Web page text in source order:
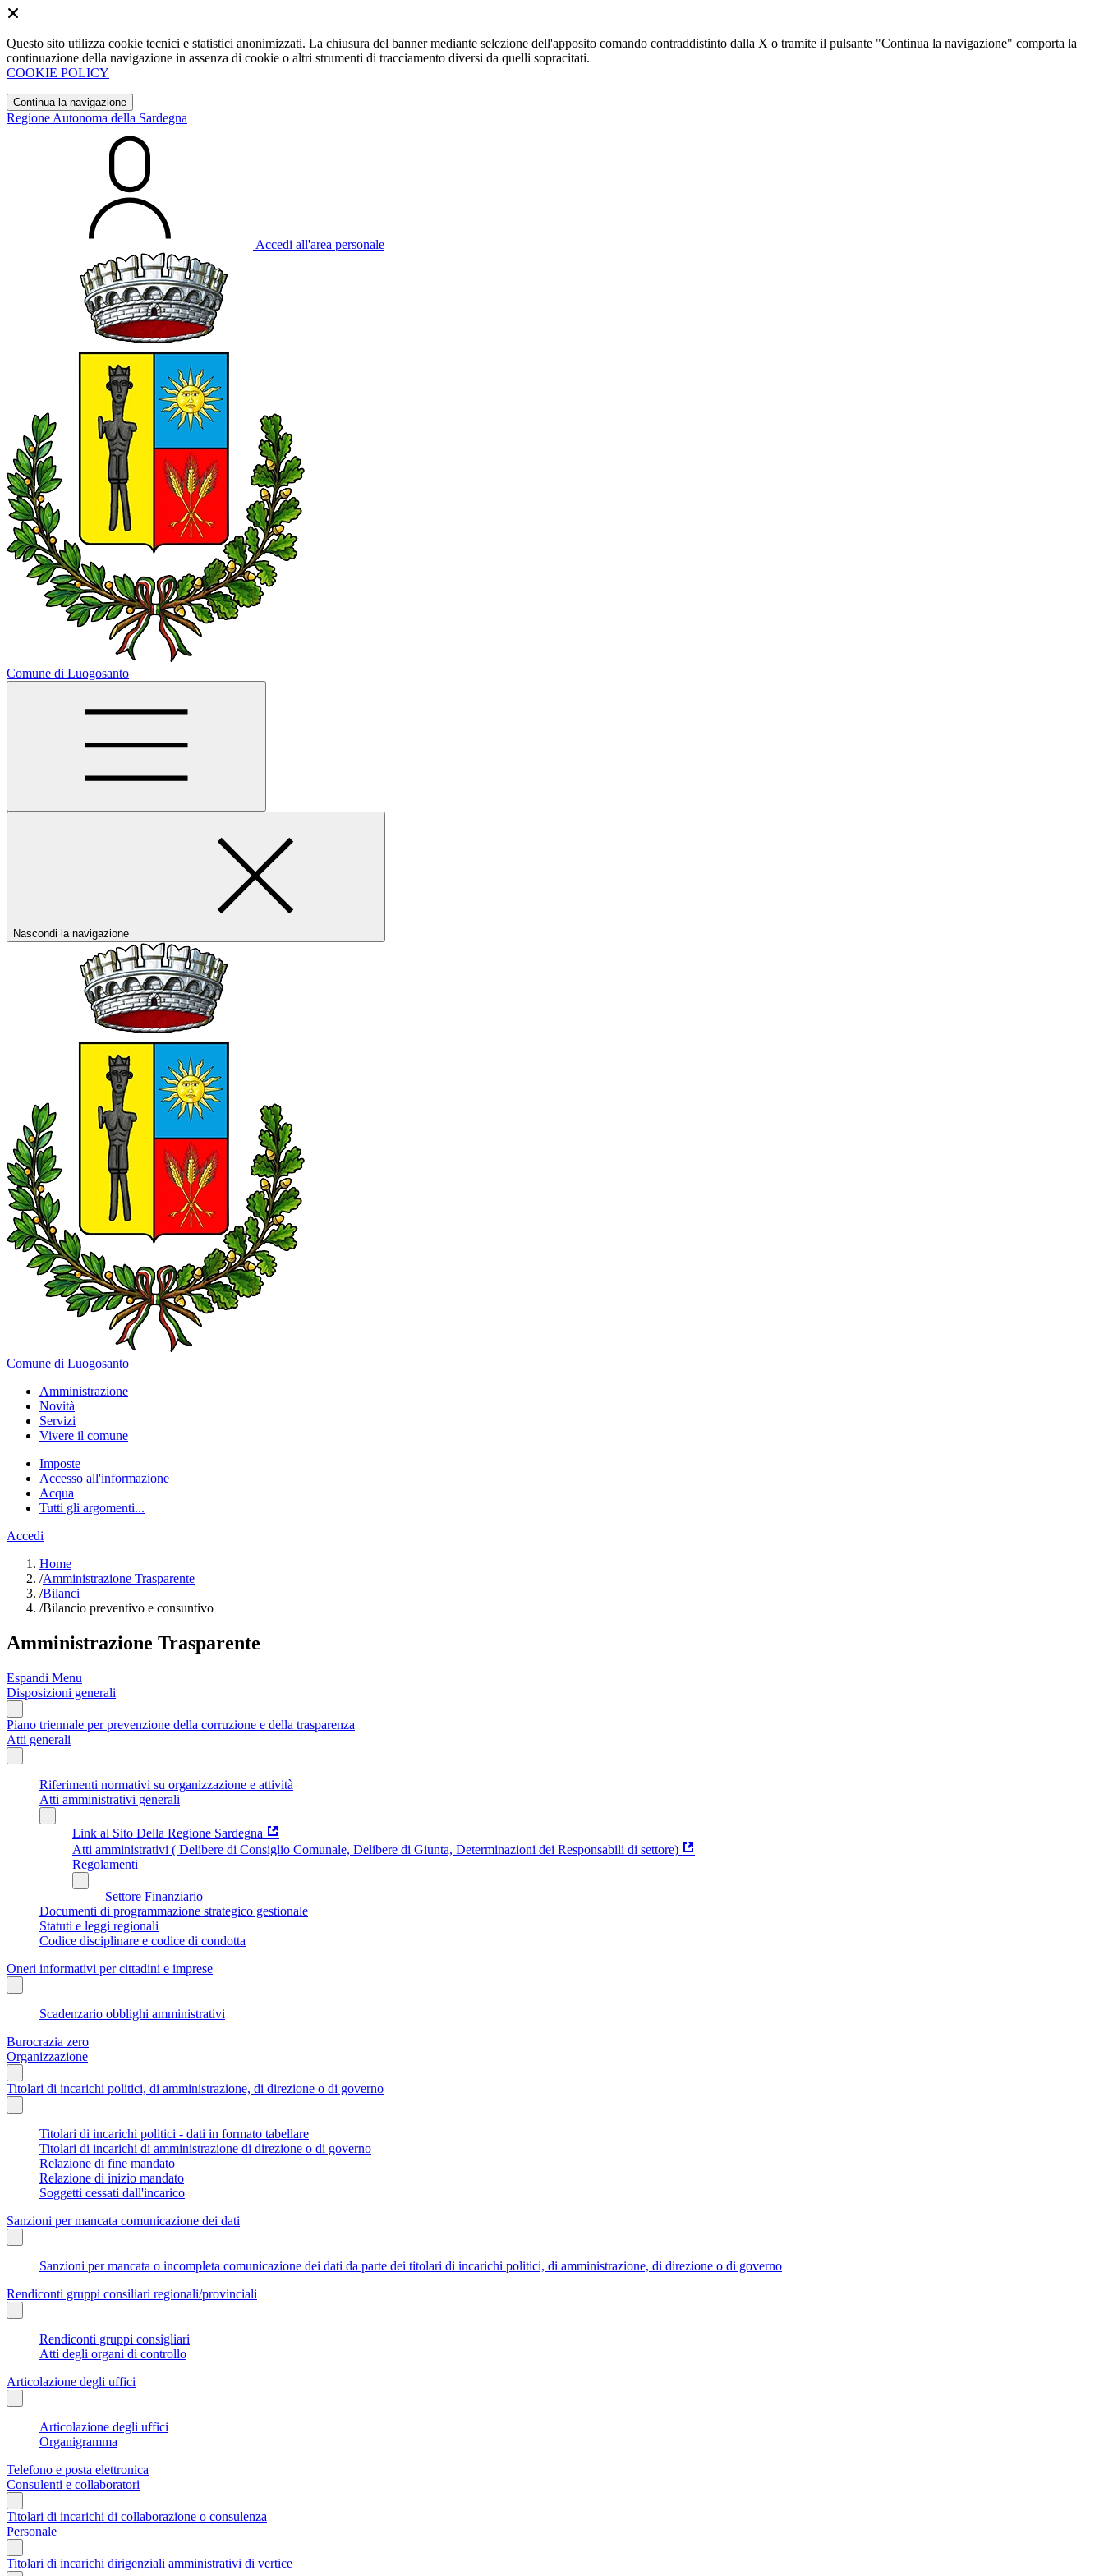
Questo sito utilizza cookie tecnici e statistici anonimizzati. La chiusura del banner mediante selezione dell'apposito comando contraddistinto dalla X o tramite il pulsante "Continua la navigazione" comporta la
continuazione della navigazione in assenza di cookie o altri strumenti di tracciamento diversi da quelli sopracitati.
COOKIE POLICY
Continua la navigazione
Regione Autonoma della Sardegna
Accedi all'area personale
Comune di Luogosanto
Nascondi la navigazione
Comune di Luogosanto
Amministrazione
Novità
Servizi
Vivere il comune
Imposte
Accesso all'informazione
Acqua
Tutti gli argomenti...
Accedi
Home
/Amministrazione Trasparente
/Bilanci
/Bilancio preventivo e consuntivo
Amministrazione Trasparente
Espandi Menu
Disposizioni generali
Piano triennale per prevenzione della corruzione e della trasparenza
Atti generali
Riferimenti normativi su organizzazione e attività
Atti amministrativi generali
Link al Sito Della Regione Sardegna
Atti amministrativi ( Delibere di Consiglio Comunale, Delibere di Giunta, Determinazioni dei Responsabili di settore)
Regolamenti
Settore Finanziario
Documenti di programmazione strategico gestionale
Statuti e leggi regionali
Codice disciplinare e codice di condotta
Oneri informativi per cittadini e imprese
Scadenzario obblighi amministrativi
Burocrazia zero
Organizzazione
Titolari di incarichi politici, di amministrazione, di direzione o di governo
Titolari di incarichi politici - dati in formato tabellare
Titolari di incarichi di amministrazione di direzione o di governo
Relazione di fine mandato
Relazione di inizio mandato
Soggetti cessati dall'incarico
Sanzioni per mancata comunicazione dei dati
Sanzioni per mancata o incompleta comunicazione dei dati da parte dei titolari di incarichi politici, di amministrazione, di direzione o di governo
Rendiconti gruppi consiliari regionali/provinciali
Rendiconti gruppi consigliari
Atti degli organi di controllo
Articolazione degli uffici
Articolazione degli uffici
Organigramma
Telefono e posta elettronica
Consulenti e collaboratori
Titolari di incarichi di collaborazione o consulenza
Personale
Titolari di incarichi dirigenziali amministrativi di vertice